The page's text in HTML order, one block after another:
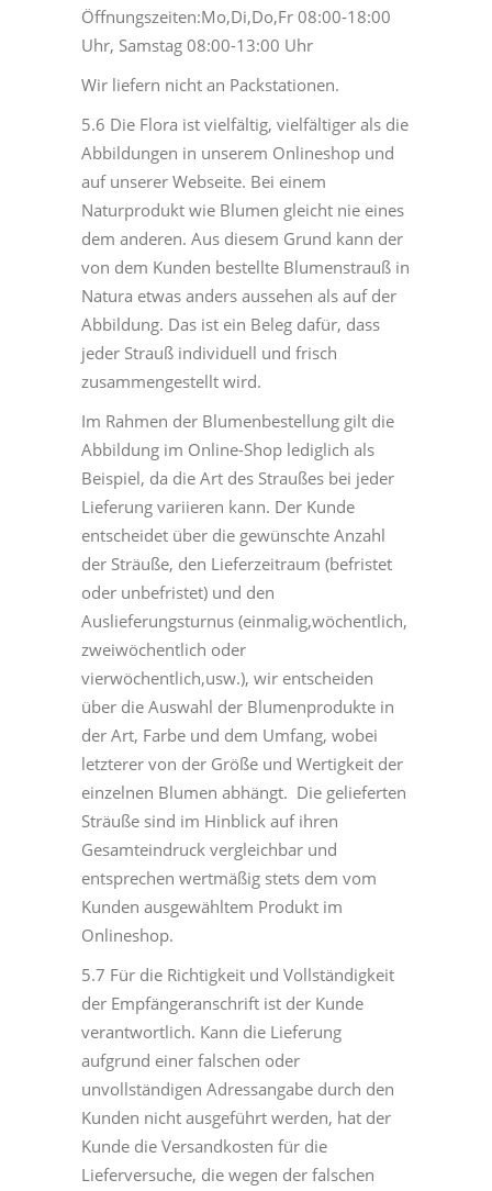
Öffnungszeiten:Mo,Di,Do,Fr 08:00-18:00
Uhr, Samstag 08:00-13:00 Uhr
Wir liefern nicht an Packstationen.
5.6 Die Flora ist vielfältig, vielfältiger als die
Abbildungen in unserem Onlineshop und
auf unserer Webseite. Bei einem
Naturprodukt wie Blumen gleicht nie eines
dem anderen. Aus diesem Grund kann der
von dem Kunden bestellte Blumenstrauß in
Natura etwas anders aussehen als auf der
Abbildung. Das ist ein Beleg dafür, dass
jeder Strauß individuell und frisch
zusammengestellt wird.
Im Rahmen der Blumenbestellung gilt die
Abbildung im Online-Shop lediglich als
Beispiel, da die Art des Straußes bei jeder
Lieferung variieren kann. Der Kunde
entscheidet über die gewünschte Anzahl
der Sträuße, den Lieferzeitraum (befristet
oder unbefristet) und den
Auslieferungsturnus (einmalig,wöchentlich,
zweiwöchentlich oder
vierwöchentlich,usw.), wir entscheiden
über die Auswahl der Blumenprodukte in
der Art, Farbe und dem Umfang, wobei
letzterer von der Größe und Wertigkeit der
einzelnen Blumen abhängt. Die gelieferten
Sträuße sind im Hinblick auf ihren
Gesamteindruck vergleichbar und
entsprechen wertmäßig stets dem vom
Kunden ausgewähltem Produkt im
Onlineshop.
5.7 Für die Richtigkeit und Vollständigkeit
der Empfängeranschrift ist der Kunde
verantwortlich. Kann die Lieferung
aufgrund einer falschen oder
unvollständigen Adressangabe durch den
Kunden nicht ausgeführt werden, hat der
Kunde die Versandkosten für die
Lieferversuche, die wegen der falschen